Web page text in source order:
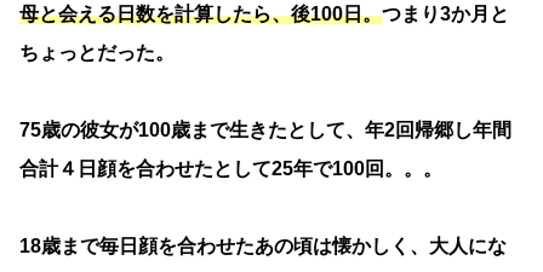
母と会える日数を計算したら、後100日。つまり3か月と
ちょっとだった。
75歳の彼女が100歳まで生きたとして、年2回帰郷し年間
合計４日顔を合わせたとして25年で100回。。。
18歳まで毎日顔を合わせたあの頃は懐かしく、大人にな